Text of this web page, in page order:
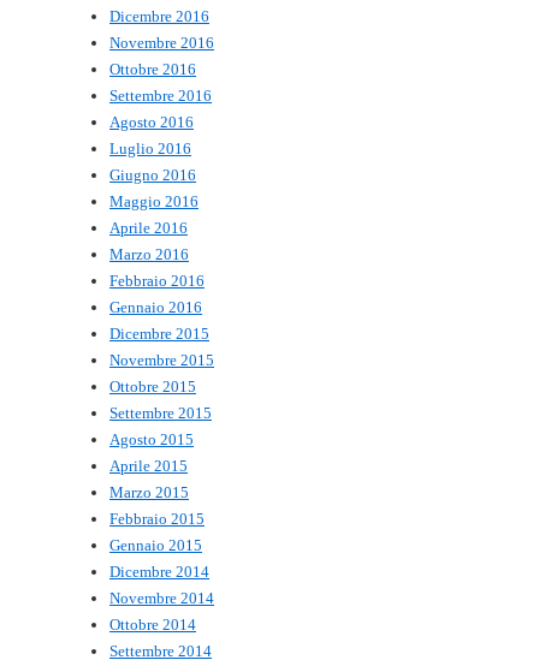
Dicembre 2016
Novembre 2016
Ottobre 2016
Settembre 2016
Agosto 2016
Luglio 2016
Giugno 2016
Maggio 2016
Aprile 2016
Marzo 2016
Febbraio 2016
Gennaio 2016
Dicembre 2015
Novembre 2015
Ottobre 2015
Settembre 2015
Agosto 2015
Aprile 2015
Marzo 2015
Febbraio 2015
Gennaio 2015
Dicembre 2014
Novembre 2014
Ottobre 2014
Settembre 2014